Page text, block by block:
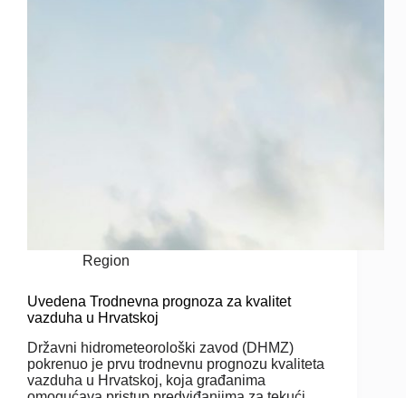
Region
Uvedena Trodnevna prognoza za kvalitet
vazduha u Hrvatskoj
Državni hidrometeorološki zavod (DHMZ)
pokrenuo je prvu trodnevnu prognozu kvaliteta
vazduha u Hrvatskoj, koja građanima